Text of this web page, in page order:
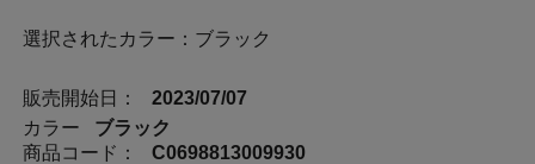
選択されたカラー：ブラック
販売開始日：
2023/07/07
カラー
ブラック
商品コード：
C0698813009930